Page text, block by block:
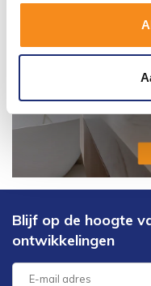
Blijf op de hoogte
ontwikkelingen